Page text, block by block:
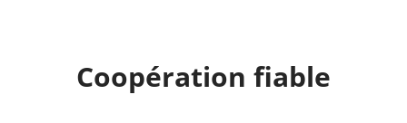
Coopération fiable